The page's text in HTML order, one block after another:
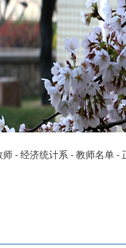
师 - 经济统计系 - 教师名单 -